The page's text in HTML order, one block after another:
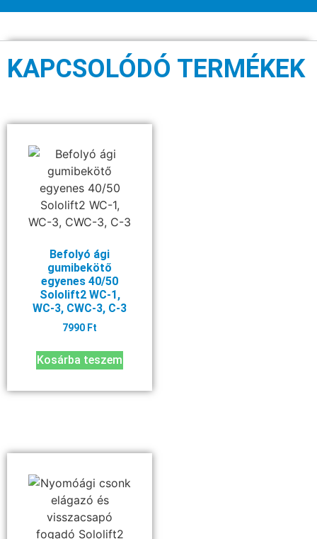
KAPCSOLÓDÓ TERMÉKEK
Befolyó ági
gumibekötő
egyenes 40/50
Sololift2 WC-1,
WC-3, CWC-3, C-3
7990 Ft
Kosárba teszem